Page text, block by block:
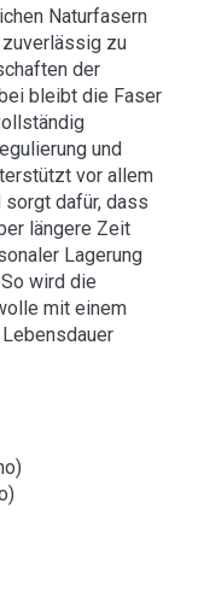
Naturfasern
zuverlässig zu
der
bleibt die Faser
und
vor allem
dafür, dass
längere Zeit
Lagerung
wird die
mit einem